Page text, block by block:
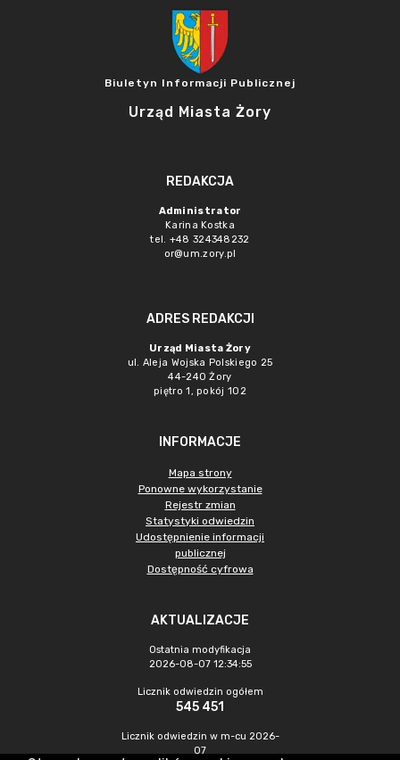
Biuletyn Informacji Publicznej
Urząd Miasta Żory
REDAKCJA
Administrator
Karina Kostka
tel. +48 324348232
or@um.zory.pl
ADRES REDAKCJI
Urząd Miasta Żory
ul. Aleja Wojska Polskiego 25
44-240 Żory
piętro 1, pokój 102
INFORMACJE
Mapa strony
Ponowne wykorzystanie
Rejestr zmian
Statystyki odwiedzin
Udostępnienie informacji
publicznej
Dostępność cyfrowa
AKTUALIZACJE
Ostatnia modyfikacja
2026-08-07 12:34:55
Licznik odwiedzin ogółem
545 451
Licznik odwiedzin w m-cu 2026-
07